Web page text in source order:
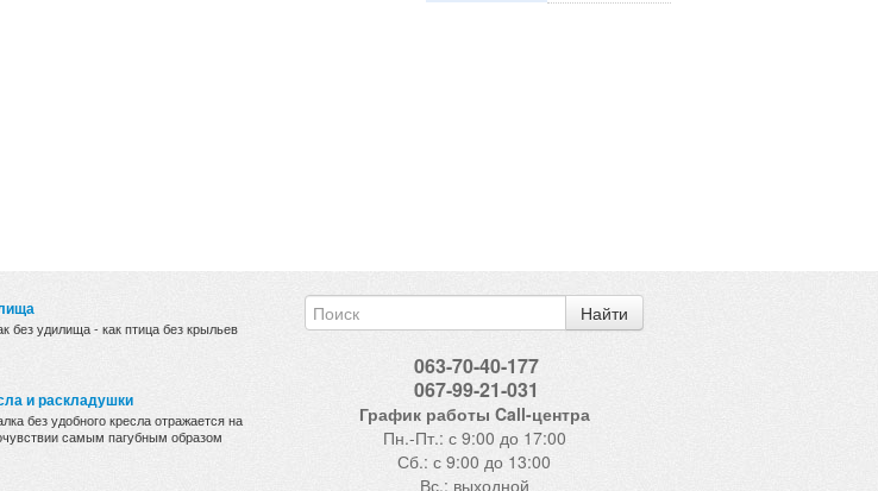
без удилища - как птица без крыльев
и раскладушки
без удобного кресла отражается на
самым пагубным образом
Найти
063-70-40-177
067-99-21-031
График работы Call-центра
Пн.-Пт.: с 9:00 до 17:00
Сб.: с 9:00 до 13:00
Вс.: выходной